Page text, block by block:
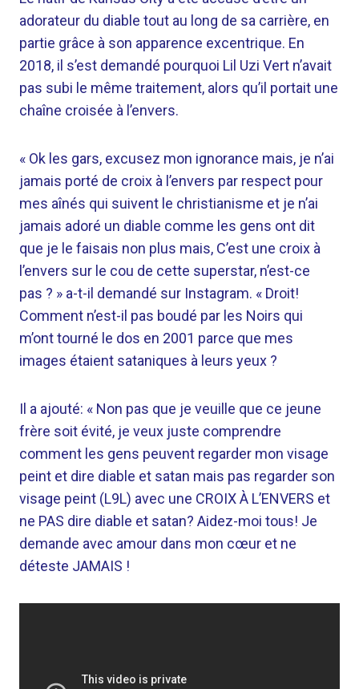
adorateur du diable tout au long de sa carrière, en
partie grâce à son apparence excentrique. En
2018, il s’est demandé pourquoi Lil Uzi Vert n’avait
pas subi le même traitement, alors qu’il portait une
chaîne croisée à l’envers.
« Ok les gars, excusez mon ignorance mais, je n’ai
jamais porté de croix à l’envers par respect pour
mes aînés qui suivent le christianisme et je n’ai
jamais adoré un diable comme les gens ont dit
que je le faisais non plus mais, C’est une croix à
l’envers sur le cou de cette superstar, n’est-ce
pas ? » a-t-il demandé sur Instagram. « Droit!
Comment n’est-il pas boudé par les Noirs qui
m’ont tourné le dos en 2001 parce que mes
images étaient sataniques à leurs yeux ?
Il a ajouté: « Non pas que je veuille que ce jeune
frère soit évité, je veux juste comprendre
comment les gens peuvent regarder mon visage
peint et dire diable et satan mais pas regarder son
visage peint (L9L) avec une CROIX À L’ENVERS et
ne PAS dire diable et satan? Aidez-moi tous! Je
demande avec amour dans mon cœur et ne
déteste JAMAIS !